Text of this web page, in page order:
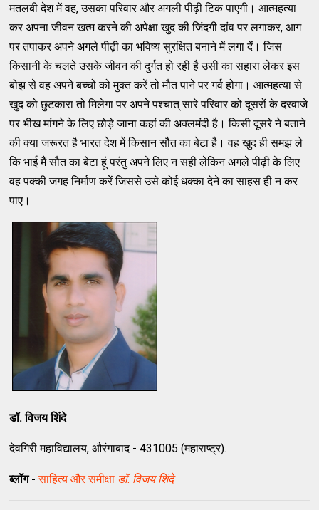
मतलबी देश में वह, उसका परिवार और अगली पीढ़ी टिक पाएगी। आत्महत्या
कर अपना जीवन खत्म करने की अपेक्षा खुद की जिंदगी दांव पर लगाकर, आग
पर तपाकर अपने अगले पीढ़ी का भविष्य सुरक्षित बनाने में लगा दें। जिस
किसानी के चलते उसके जीवन की दुर्गत हो रही है उसी का सहारा लेकर इस
बोझ से वह अपने बच्चों को मुक्त करें तो मौत पाने पर गर्व होगा। आत्महत्या से
खुद को छुटकारा तो मिलेगा पर अपने पश्चात् सारे परिवार को दूसरों के दरवाजे
पर भीख मांगने के लिए छोड़े जाना कहां की अक्लमंदी है। किसी दूसरे ने बताने
की क्या जरूरत है भारत देश में किसान सौत का बेटा है। वह खुद ही समझ ले
कि भाई मैं सौत का बेटा हूं परंतु अपने लिए न सही लेकिन अगले पीढ़ी के लिए
वह पक्की जगह निर्माण करें जिससे उसे कोई धक्का देने का साहस ही न कर
पाए।
डॉ. विजय शिंदे
देवगिरी महाविद्यालय, औरंगाबाद - 431005 (महाराष्ट्र).
ब्लॉग - साहित्य और समीक्षा डॉ. विजय शिंदे